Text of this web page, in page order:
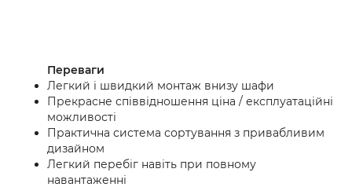
Переваги
Легкий і швидкий монтаж внизу шафи
Прекрасне співвідношення ціна / експлуатаційні
можливості
Практична система сортування з привабливим
дизайном
Легкий перебіг навіть при повному
навантаженні